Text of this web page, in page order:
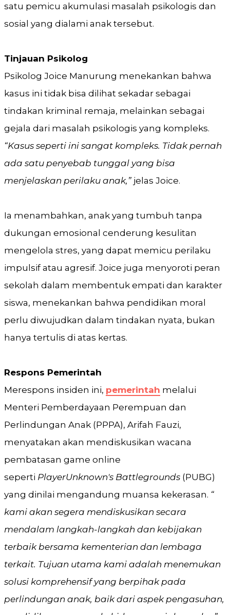
satu pemicu akumulasi masalah psikologis dan
sosial yang dialami anak tersebut.
Tinjauan Psikolog
Psikolog Joice Manurung menekankan bahwa
kasus ini tidak bisa dilihat sekadar sebagai
tindakan kriminal remaja, melainkan sebagai
gejala dari masalah psikologis yang kompleks.
“Kasus seperti ini sangat kompleks. Tidak pernah
ada satu penyebab tunggal yang bisa
menjelaskan perilaku anak,” jelas Joice.
Ia menambahkan, anak yang tumbuh tanpa
dukungan emosional cenderung kesulitan
mengelola stres, yang dapat memicu perilaku
impulsif atau agresif. Joice juga menyoroti peran
sekolah dalam membentuk empati dan karakter
siswa, menekankan bahwa pendidikan moral
perlu diwujudkan dalam tindakan nyata, bukan
hanya tertulis di atas kertas.
Respons Pemerintah
Merespons insiden ini, pemerintah melalui
Menteri Pemberdayaan Perempuan dan
Perlindungan Anak (PPPA), Arifah Fauzi,
menyatakan akan mendiskusikan wacana
pembatasan game online
seperti PlayerUnknown's Battlegrounds (PUBG)
yang dinilai mengandung muansa kekerasan. “
kami akan segera mendiskusikan secara
mendalam langkah-langkah dan kebijakan
terbaik bersama kementerian dan lembaga
terkait. Tujuan utama kami adalah menemukan
solusi komprehensif yang berpihak pada
perlindungan anak, baik dari aspek pengasuhan,